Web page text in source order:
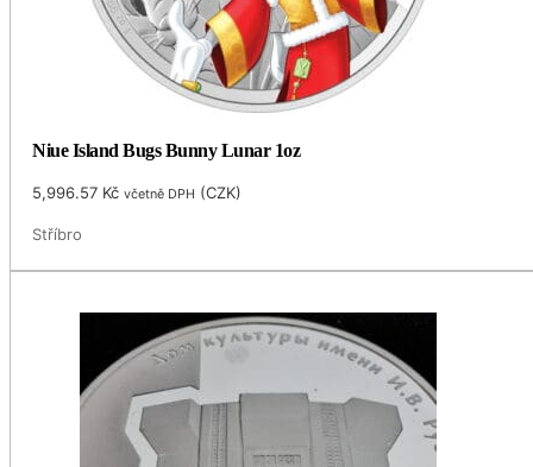
Niue Island Bugs Bunny Lunar 1oz
5,996.57 Kč včetně DPH (CZK)
Stříbro